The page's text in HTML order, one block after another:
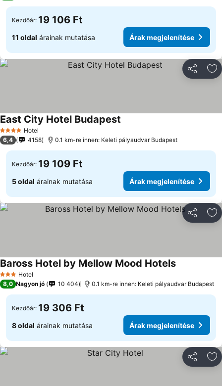
Kezdőár: 19 106 Ft
11 oldal árainak mutatása Árak megjelenítése
4 KategóriaHotel
East City Hotel Budapest
6,4 4158 0.1 km-re innen: Keleti pályaudvar Budapest
Kezdőár: 19 109 Ft
5 oldal árainak mutatása Árak megjelenítése
3 Kategória
Hotel
Baross Hotel by Mellow Mood HotelsÁrak
8,0 Nagyon jó 10 404 0.1 km-re innen: Keleti pályaudvar Budapest
Kezdőár: 19 306 Ft
8 oldal árainak mutatása Árak megjelenítése